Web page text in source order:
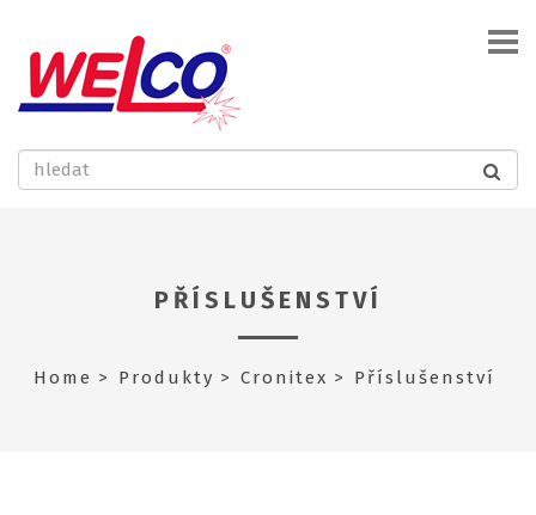
PŘÍSLUŠENSTVÍ
Home Produkty Cronitex Příslušenství